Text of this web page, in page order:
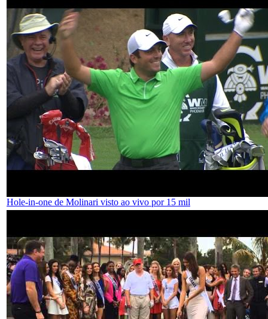
Hole-in-one de Molinari visto ao vivo por 15 mil